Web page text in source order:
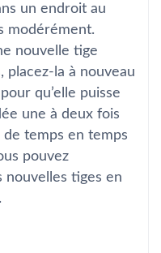
un endroit au
modérément.
nouvelle tige
placez-la à nouveau
qu’elle puisse
une à deux fois
temps en temps
pouvez
tiges en